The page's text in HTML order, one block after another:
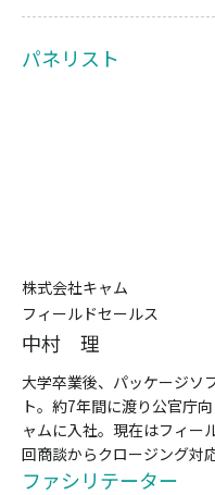
パネリスト
株式会社キャム
フィールドセールス
中村 理
大学卒業後、パッケージソ
ト。約7年間に渡り公官庁
ャムに入社。現在はフィー
回商談からクロージング対
ファシリテーター